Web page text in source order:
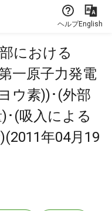
ヘルプEnglish
における
一原子力発電
ウ素))･(外部
･(吸入による
年04月19